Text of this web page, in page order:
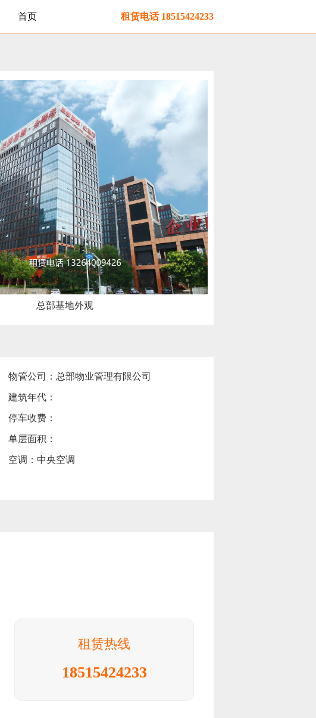
首页 租赁电话 18515424233
总部基地外观
物管公司：总部物业管理有限公司
建筑年代：
停车收费：
单层面积：
空调：中央空调
租赁热线
18515424233